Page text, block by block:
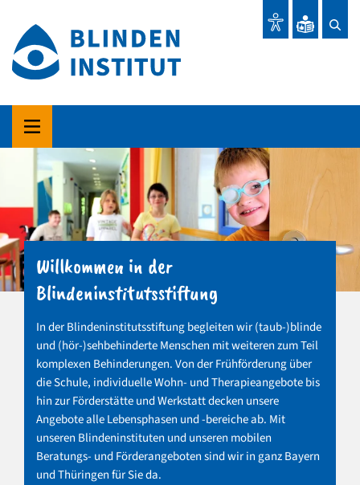
Willkommen in der
Blindeninstitutsstiftung
In der Blindeninstitutsstiftung begleiten wir (taub-)blinde
und (hör-)sehbehinderte Menschen mit weiteren zum Teil
komplexen Behinderungen. Von der Frühförderung über
die Schule, individuelle Wohn- und Therapieangebote bis
hin zur Förderstätte und Werkstatt decken unsere
Angebote alle Lebensphasen und -bereiche ab. Mit
unseren Blindeninstituten und unseren mobilen
Beratungs- und Förderangeboten sind wir in ganz Bayern
und Thüringen für Sie da.